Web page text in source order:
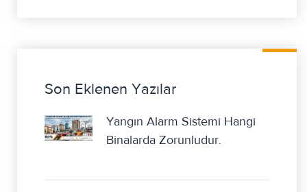
Son Eklenen Yazılar
Yangın Alarm Sistemi Hangi
Binalarda Zorunludur.